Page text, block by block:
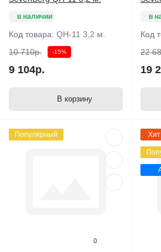
в наличии
Код товара: QH-11 3,2 м.
10 710р.
-15%
9 104р.
В корзину
в
Код
22
19
Популярный
0